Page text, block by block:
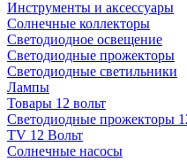
Инструменты и аксессуары
Солнечные коллекторы
Светодиодное освещение
Светодиодные прожекторы
Светодиодные светильники
Лампы
Товары 12 вольт
Светодиодные прожекторы
TV 12 Вольт
Солнечные насосы